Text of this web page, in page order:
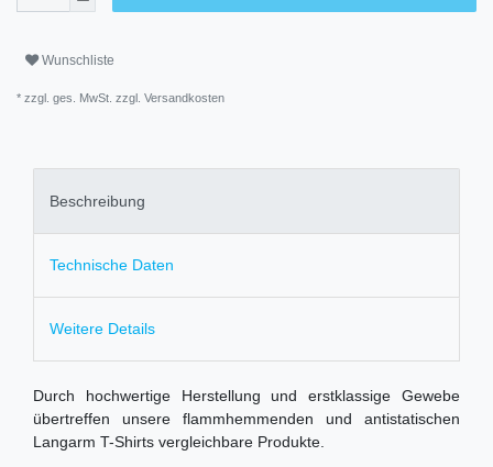
Wunschliste
* zzgl. ges. MwSt. zzgl. Versandkosten
Beschreibung
Technische Daten
Weitere Details
Durch hochwertige Herstellung und erstklassige Gewebe
übertreffen unsere flammhemmenden und antistatischen
Langarm T-Shirts vergleichbare Produkte.